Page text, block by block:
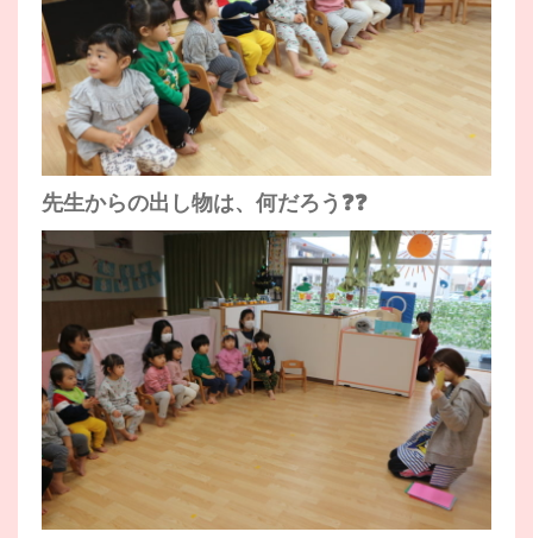
先生からの出し物は、何だろう❓❓